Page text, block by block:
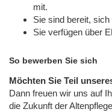
mit.
Sie sind bereit,
Sie verfügen über
So bewerben Sie sich
Möchten Sie Teil
Dann freuen wir uns auf
die Zukunft der